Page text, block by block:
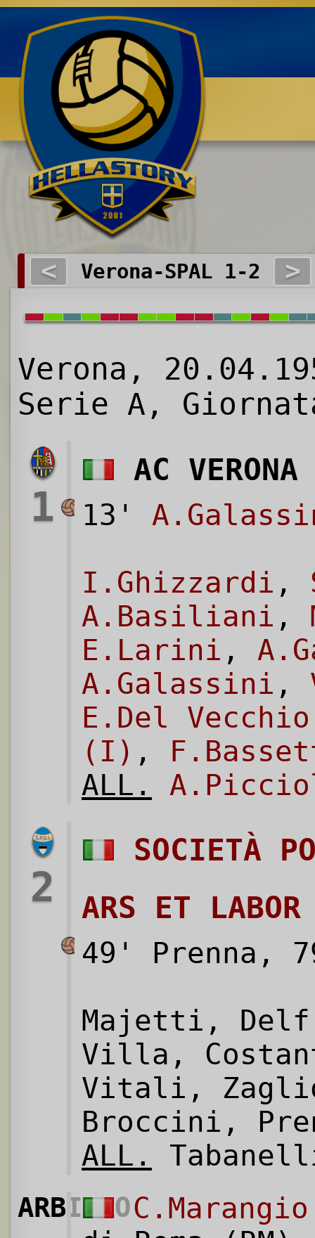
Benvenuti su HELLASTORY.net
< Verona-SPAL 1-2 >
Verona,
Serie A,
1
AC VERONA
13'
I.Ghizzardi ,
A.Basiliani ,
E.Larini ,
A.Galassini ,
E.Del Vecchio
(I) ,
ALL.
2
SOCIETÀ
ARS ET LABOR
49' Prenna,
Majetti,
Villa,
Vitali,
Broccini,
ALL.
ARBITROC.Marangio